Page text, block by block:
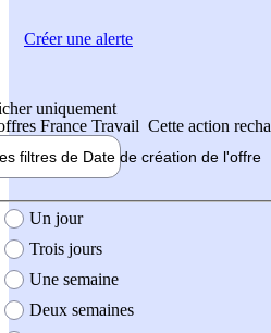
uniquement
France Travail Cette action
filtres de Date de création de l'offre
création de l'offre
Un jour
Trois jours
Une semaine
Deux semaines
Créer une alerte